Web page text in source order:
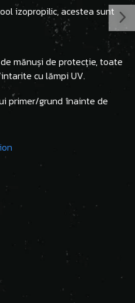
izopropilic, acestea sunt
mănuși de protecție, toate
cu lămpi UV.
primer/grund înainte de